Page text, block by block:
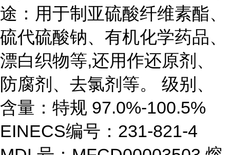
途：用于制亚硫酸纤维素酯、
硫代硫酸钠、有机化学药品、
漂白织物等,还用作还原剂、
防腐剂、去氯剂等。 级别、
含量：特规 97.0%-100.5%
EINECS编号：231-821-4